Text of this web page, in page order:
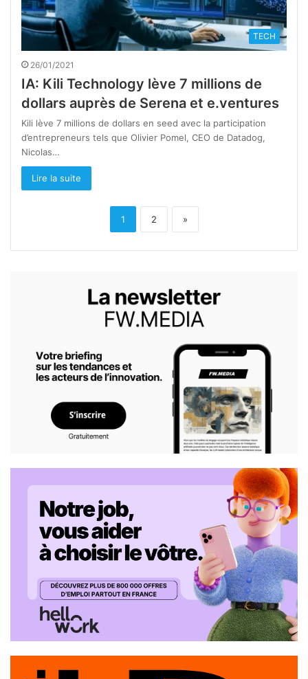
TECH
26/01/2021
IA: Kili Technology lève 7 millions de
dollars auprès de Serena et e.ventures
Kili lève 7 millions de dollars en seed avec la participation
d’entrepreneurs tels que Olivier Pomel, CEO de Datadog,
Nicolas…
Lire la suite
1 2 »